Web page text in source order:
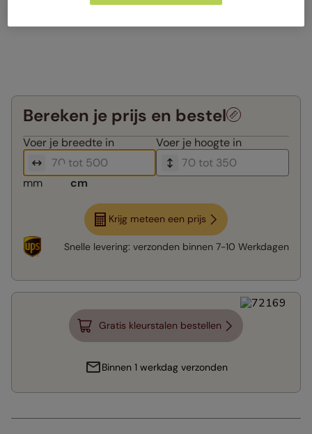
Bereken je prijs en bestel
Voer je breedte in Voer je hoogte in
mm cm
Krijg meteen een prijs
Snelle levering: verzonden binnen 7-10 Werkdagen
Gratis kleurstalen bestellen
Binnen 1 werkdag verzonden